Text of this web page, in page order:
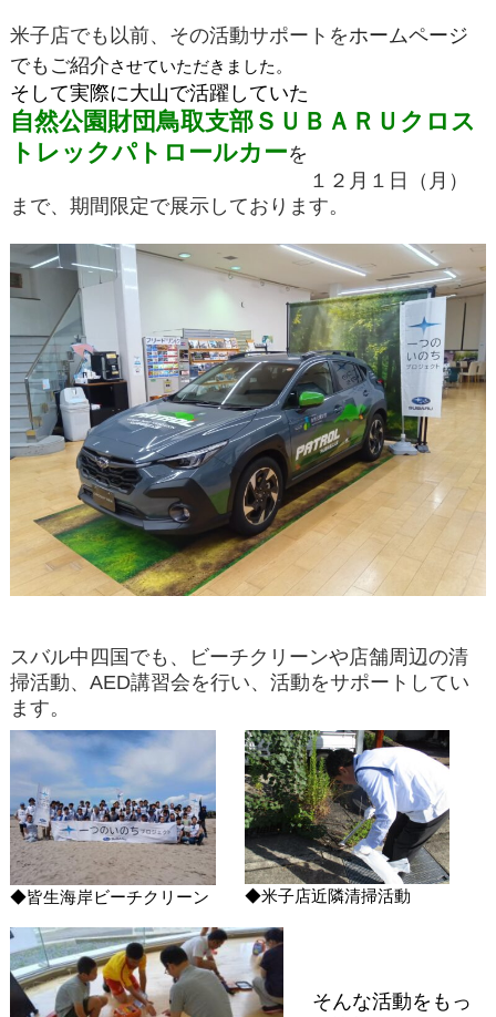
米子店でも以前、その活動サポートをホームページ
でもご紹介させていただきました。
そして実際に大山で活躍していた
自然公園財団鳥取支部ＳＵＢＡＲＵクロス
トレックパトロールカーを
１２月１日（月）
まで、 期間限定で展示しております。
スバル中四国でも、ビーチクリーンや店舗周辺の清
掃活動、AED講習会を行い、活動をサポートしてい
ます。
◆皆生海岸ビーチクリーン ◆米子店近隣清掃活動
そんな活動をもっ